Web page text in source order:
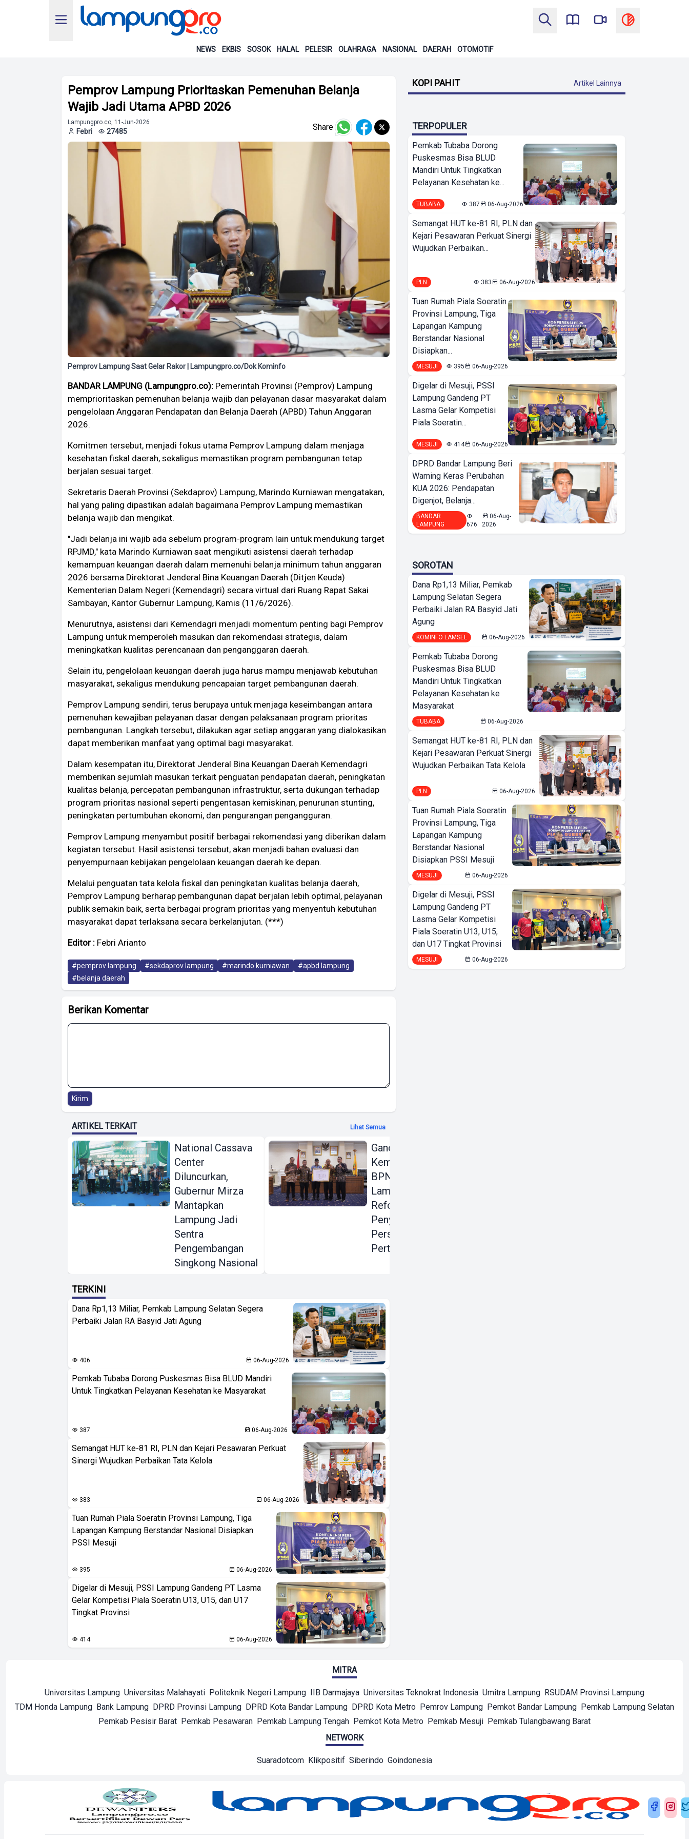
NEWS EKBIS SOSOK HALAL PELESIR OLAHRAGA NASIONAL DAERAH OTOMOTIF
Pemprov Lampung Prioritaskan Pemenuhan Belanja
Wajib Jadi Utama APBD 2026
Lampungpro.co, 11-Jun-2026
Febri 27485 Share
Pemprov Lampung Saat Gelar Rakor | Lampungpro.co/Dok Kominfo
BANDAR LAMPUNG (Lampungpro.co): Pemerintah Provinsi (Pemprov) Lampung
memprioritaskan pemenuhan belanja wajib dan pelayanan dasar masyarakat dalam
pengelolaan Anggaran Pendapatan dan Belanja Daerah (APBD) Tahun Anggaran
2026.
Komitmen tersebut, menjadi fokus utama Pemprov Lampung dalam menjaga
kesehatan fiskal daerah, sekaligus memastikan program pembangunan tetap
berjalan sesuai target.
Sekretaris Daerah Provinsi (Sekdaprov) Lampung, Marindo Kurniawan mengatakan,
hal yang paling dipastikan adalah bagaimana Pemprov Lampung memastikan
belanja wajib dan mengikat.
"Jadi belanja ini wajib ada sebelum program-program lain untuk mendukung target
RPJMD," kata Marindo Kurniawan saat mengikuti asistensi daerah terhadap
kemampuan keuangan daerah dalam memenuhi belanja minimum tahun anggaran
2026 bersama Direktorat Jenderal Bina Keuangan Daerah (Ditjen Keuda)
Kementerian Dalam Negeri (Kemendagri) secara virtual dari Ruang Rapat Sakai
Sambayan, Kantor Gubernur Lampung, Kamis (11/6/2026).
Menurutnya, asistensi dari Kemendagri menjadi momentum penting bagi Pemprov
Lampung untuk memperoleh masukan dan rekomendasi strategis, dalam
meningkatkan kualitas perencanaan dan penganggaran daerah.
Selain itu, pengelolaan keuangan daerah juga harus mampu menjawab kebutuhan
masyarakat, sekaligus mendukung pencapaian target pembangunan daerah.
Pemprov Lampung sendiri, terus berupaya untuk menjaga keseimbangan antara
pemenuhan kewajiban pelayanan dasar dengan pelaksanaan program prioritas
pembangunan. Langkah tersebut, dilakukan agar setiap anggaran yang dialokasikan
dapat memberikan manfaat yang optimal bagi masyarakat.
Dalam kesempatan itu, Direktorat Jenderal Bina Keuangan Daerah Kemendagri
memberikan sejumlah masukan terkait penguatan pendapatan daerah, peningkatan
kualitas belanja, percepatan pembangunan infrastruktur, serta dukungan terhadap
program prioritas nasional seperti pengentasan kemiskinan, penurunan stunting,
peningkatan pertumbuhan ekonomi, dan pengurangan pengangguran.
Pemprov Lampung menyambut positif berbagai rekomendasi yang diberikan dalam
kegiatan tersebut. Hasil asistensi tersebut, akan menjadi bahan evaluasi dan
penyempurnaan kebijakan pengelolaan keuangan daerah ke depan.
Melalui penguatan tata kelola fiskal dan peningkatan kualitas belanja daerah,
Pemprov Lampung berharap pembangunan dapat berjalan lebih optimal, pelayanan
publik semakin baik, serta berbagai program prioritas yang menyentuh kebutuhan
masyarakat dapat terlaksana secara berkelanjutan. (***)
Editor : Febri Arianto
#pemprov lampung #sekdaprov lampung #marindo kurniawan
#apbd lampung
#belanja daerah
Berikan Komentar
Kirim
ARTIKEL TERKAIT Lihat Semua
National Cassava
Center
Diluncurkan,
Gubernur Mirza
Mantapkan
Lampung Jadi
Sentra
Pengembangan
Singkong Nasional
Gandeng KPK dan
Kementerian ATR
BPN, Pemprov
Lampung Dorong
Reformasi
Penyelesaian
Persoalan
Pertanahan
TERKINI
Dana Rp1,13 Miliar, Pemkab Lampung Selatan Segera
Perbaiki Jalan RA Basyid Jati Agung
406 06-Aug-2026
Pemkab Tubaba Dorong Puskesmas Bisa BLUD Mandiri
Untuk Tingkatkan Pelayanan Kesehatan ke Masyarakat
387 06-Aug-2026
Semangat HUT ke-81 RI, PLN dan Kejari Pesawaran Perkuat
Sinergi Wujudkan Perbaikan Tata Kelola
383 06-Aug-2026
Tuan Rumah Piala Soeratin Provinsi Lampung, Tiga
Lapangan Kampung Berstandar Nasional Disiapkan
PSSI Mesuji
395 06-Aug-2026
Digelar di Mesuji, PSSI Lampung Gandeng PT Lasma
Gelar Kompetisi Piala Soeratin U13, U15, dan U17
Tingkat Provinsi
414 06-Aug-2026
KOPI PAHIT Artikel Lainnya
TERPOPULER
Pemkab Tubaba Dorong
Puskesmas Bisa BLUD
Mandiri Untuk Tingkatkan
Pelayanan Kesehatan ke...
TUBABA 387 06-Aug-2026
Semangat HUT ke-81 RI, PLN dan
Kejari Pesawaran Perkuat Sinergi
Wujudkan Perbaikan...
PLN 383 06-Aug-2026
Tuan Rumah Piala Soeratin
Provinsi Lampung, Tiga
Lapangan Kampung
Berstandar Nasional
Disiapkan...
MESUJI 395 06-Aug-2026
Digelar di Mesuji, PSSI
Lampung Gandeng PT
Lasma Gelar Kompetisi
Piala Soeratin...
MESUJI 414 06-Aug-2026
DPRD Bandar Lampung Beri
Warning Keras Perubahan
KUA 2026: Pendapatan
Digenjot, Belanja...
BANDAR
LAMPUNG
676
06-Aug-
2026
SOROTAN
Dana Rp1,13 Miliar, Pemkab
Lampung Selatan Segera
Perbaiki Jalan RA Basyid Jati
Agung
KOMINFO LAMSEL 06-Aug-2026
Pemkab Tubaba Dorong
Puskesmas Bisa BLUD
Mandiri Untuk Tingkatkan
Pelayanan Kesehatan ke
Masyarakat
TUBABA 06-Aug-2026
Semangat HUT ke-81 RI, PLN dan
Kejari Pesawaran Perkuat Sinergi
Wujudkan Perbaikan Tata Kelola
PLN 06-Aug-2026
Tuan Rumah Piala Soeratin
Provinsi Lampung, Tiga
Lapangan Kampung
Berstandar Nasional
Disiapkan PSSI Mesuji
MESUJI 06-Aug-2026
Digelar di Mesuji, PSSI
Lampung Gandeng PT
Lasma Gelar Kompetisi
Piala Soeratin U13, U15,
dan U17 Tingkat Provinsi
MESUJI 06-Aug-2026
MITRA
Universitas Lampung Universitas Malahayati Politeknik Negeri Lampung IIB Darmajaya Universitas Teknokrat Indonesia Umitra Lampung RSUDAM Provinsi Lampung
TDM Honda Lampung Bank Lampung DPRD Provinsi Lampung DPRD Kota Bandar Lampung DPRD Kota Metro Pemrov Lampung Pemkot Bandar Lampung Pemkab Lampung Selatan
Pemkab Pesisir Barat Pemkab Pesawaran Pemkab Lampung Tengah Pemkot Kota Metro Pemkab Mesuji Pemkab Tulangbawang Barat
NETWORK
Suaradotcom Klikpositif Siberindo Goindonesia